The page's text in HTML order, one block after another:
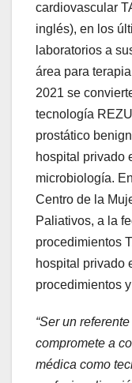
cardiovascular
inglés), en los
laboratorios a
área para
2021 se
tecnología
prostático
hospital privado
microbiología.
Centro de la
Paliativos, a la
procedimientos
hospital privado
procedimientos
“Ser un
compromete a
médica como